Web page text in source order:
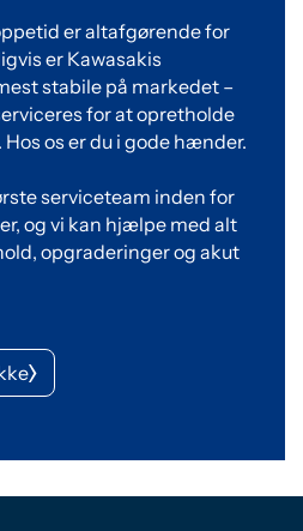
er altafgørende for
er Kawasakis
stabile på markedet –
for at opretholde
os er du i gode hænder.
serviceteam inden for
og vi kan hjælpe med alt
opgraderinger og akut